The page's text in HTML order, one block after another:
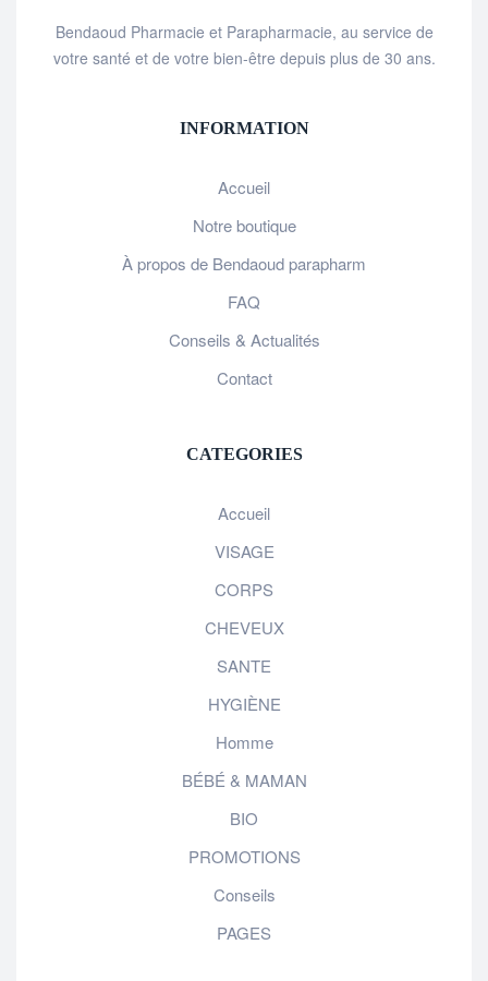
Bendaoud Pharmacie et Parapharmacie, au service de
votre santé et de votre bien-être depuis plus de 30 ans.
INFORMATION
Accueil
Notre boutique
À propos de Bendaoud parapharm
FAQ
Conseils & Actualités
Contact
CATEGORIES
Accueil
VISAGE
CORPS
CHEVEUX
SANTE
HYGIÈNE
Homme
BÉBÉ & MAMAN
BIO
PROMOTIONS
Conseils
PAGES